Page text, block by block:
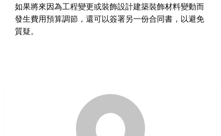
如果將來因為工程變更或裝飾設計建築裝飾材料變動而
發生費用預算調節，還可以簽署另一份合同書，以避免
質疑。